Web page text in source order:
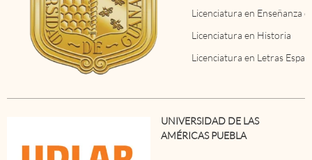
Licenciatura en Enseñanza
Licenciatura en Historia
Licenciatura en Letras
UNIVERSIDAD DE LAS
AMÉRICAS PUEBLA